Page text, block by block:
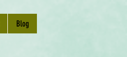
Blog